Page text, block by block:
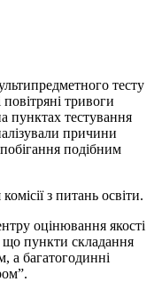
тесту
тривоги
пунктах тестування
причини
подібним
з питань освіти.
оцінювання якості
що пункти складання
а багатогодинні